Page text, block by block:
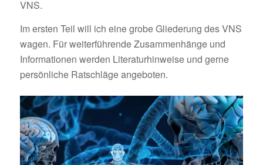
VNS.
Im ersten Teil will ich eine grobe Gliederung des VNS
wagen. Für weiterführende Zusammenhänge und
Informationen werden Literaturhinweise und gerne
persönliche Ratschläge angeboten.